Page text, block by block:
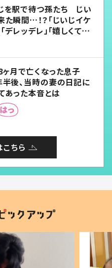
を駅で待つ孫たち じい
た瞬間…！？「じいじイケ
デレッデレ」「嬉しくて可
月で亡くなった息子
後、当時の妻の日記に
あった本音とは
ちら